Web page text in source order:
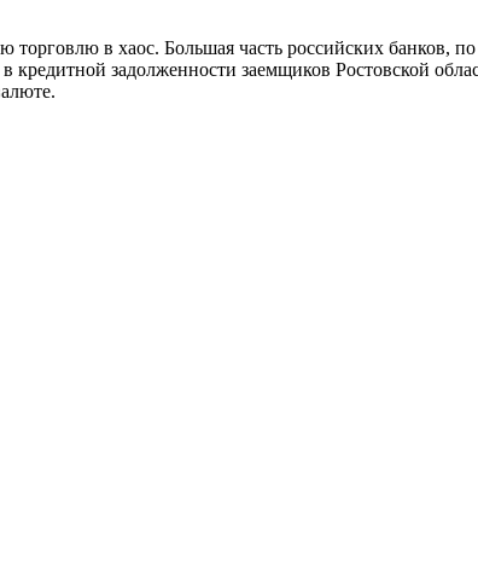
в хаос. Большая часть российских банков,
задолженности заемщиков Ростовской